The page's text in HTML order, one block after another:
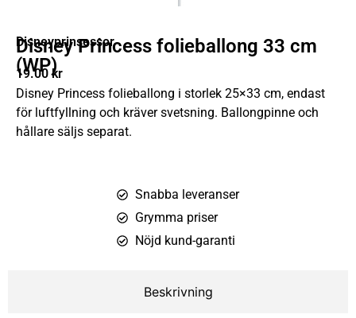
Disneyprinsessor
Disney Princess folieballong 33 cm
(WP)
19.00kr
Disney Princess folieballong i storlek 25×33 cm, endast
för luftfyllning och kräver svetsning. Ballongpinne och
hållare säljs separat.
Snabba leveranser
Grymma priser
Nöjd kund-garanti
Beskrivning